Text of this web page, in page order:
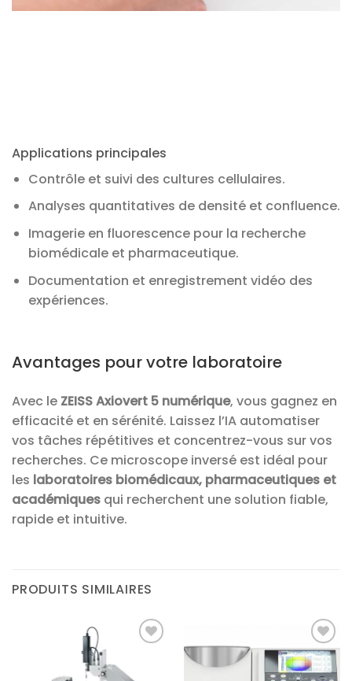
Applications principales
Contrôle et suivi des cultures cellulaires.
Analyses quantitatives de densité et confluence.
Imagerie en fluorescence pour la recherche
biomédicale et pharmaceutique.
Documentation et enregistrement vidéo des
expériences.
Avantages pour votre laboratoire
Avec le ZEISS Axiovert 5 numérique, vous gagnez en
efficacité et en sérénité. Laissez l’IA automatiser
vos tâches répétitives et concentrez-vous sur vos
recherches. Ce microscope inversé est idéal pour
les laboratoires biomédicaux, pharmaceutiques et
académiques qui recherchent une solution fiable,
rapide et intuitive.
PRODUITS SIMILAIRES